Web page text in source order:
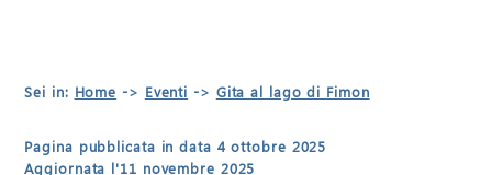
Sei in: Home -> Eventi -> Gita al lago di Fimon
Pagina pubblicata in data 4 ottobre 2025
Aggiornata l'11 novembre 2025